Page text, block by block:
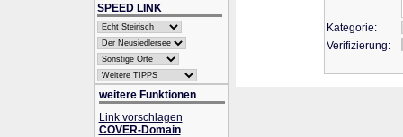
SPEED LINK
weitere Funktionen
Link vorschlagen
COVER-Domain
Kategorie:
Verifizierung: